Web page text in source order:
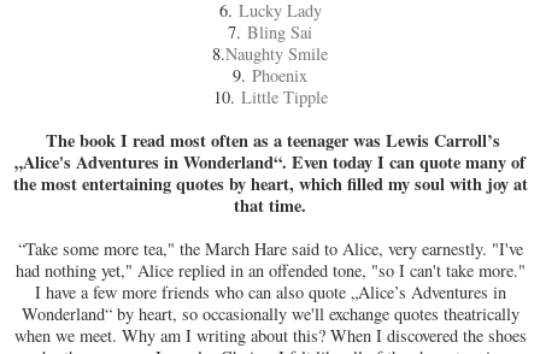
6. Lucky Lady
7. Bling Sai
8.Naughty Smile
9. Phoenix
10. Little Tipple
The book I read most often as a teenager was Lewis Carroll’s
„Alice's Adventures in Wonderland“. Even today I can quote many of
the most entertaining quotes by heart, which filled my soul with joy at
that time.
“Take some more tea," the March Hare said to Alice, very earnestly. "I've
had nothing yet," Alice replied in an offended tone, "so I can't take more."
I have a few more friends who can also quote „Alice’s Adventures in
Wonderland“ by heart, so occasionally we'll exchange quotes theatrically
when we meet. Why am I writing about this? When I discovered the shoes